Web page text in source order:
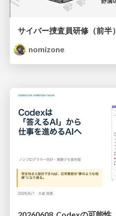
サイバー捜査員研修（前半）
nomizone